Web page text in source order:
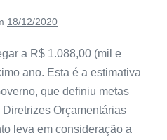
18/12/2020
a R$ 1.088,00 (mil e
ano. Esta é a estimativa
que definiu metas
Orçamentárias
leva em consideração a